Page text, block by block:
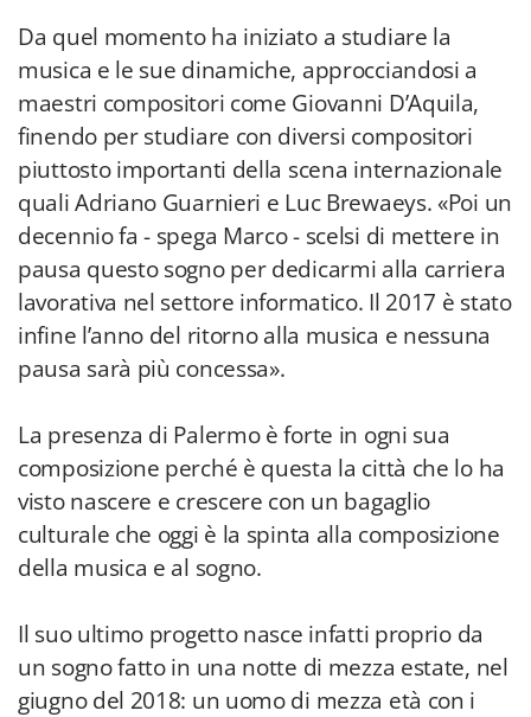
Da quel momento ha iniziato a studiare la
musica e le sue dinamiche, approcciandosi a
maestri compositori come Giovanni D’Aquila,
finendo per studiare con diversi compositori
piuttosto importanti della scena internazionale
quali Adriano Guarnieri e Luc Brewaeys. «Poi un
decennio fa - spega Marco - scelsi di mettere in
pausa questo sogno per dedicarmi alla carriera
lavorativa nel settore informatico. Il 2017 è stato
infine l’anno del ritorno alla musica e nessuna
pausa sarà più concessa».
La presenza di Palermo è forte in ogni sua
composizione perché è questa la città che lo ha
visto nascere e crescere con un bagaglio
culturale che oggi è la spinta alla composizione
della musica e al sogno.
Il suo ultimo progetto nasce infatti proprio da
un sogno fatto in una notte di mezza estate, nel
giugno del 2018: un uomo di mezza età con i